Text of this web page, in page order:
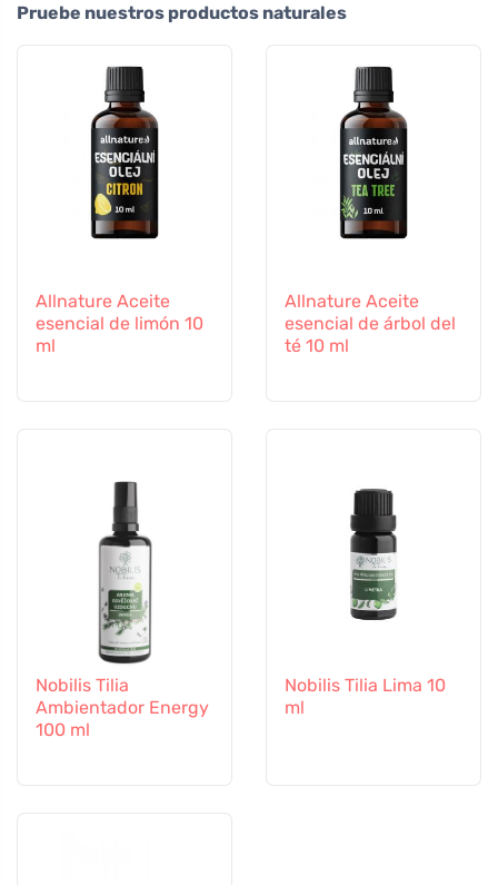
Pruebe nuestros productos naturales
Allnature Aceite
esencial de limón 10
ml
Allnature Aceite
esencial de árbol del
té 10 ml
Nobilis Tilia
Ambientador Energy
100 ml
Nobilis Tilia Lima 10
ml